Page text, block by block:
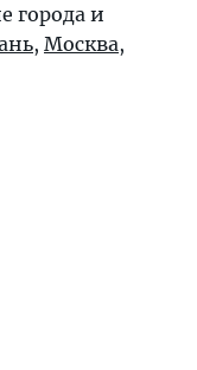
города и
, Москва,